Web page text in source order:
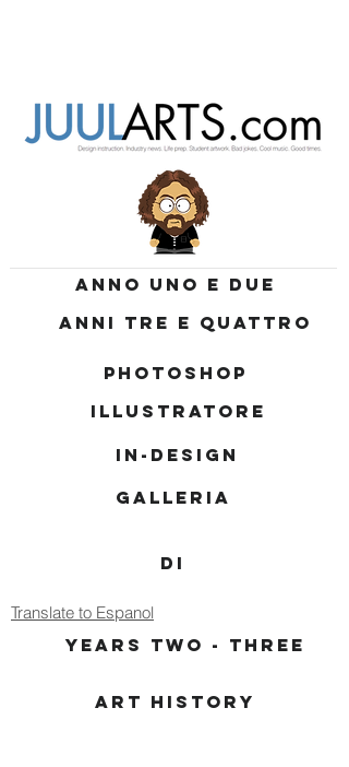
GALLERIA
PHOTOSHOP
ILLUSTRATORE
IN-DESIGN
DI
ANNI TRE E QUATTRO
ANNO UNO E DUE
Translate to Espanol
YEARS TWO - THREE
ART HISTORY